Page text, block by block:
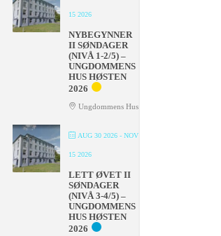
15 2026
NYBEGYNNER
II SØNDAGER
(NIVÅ 1-2/5) –
UNGDOMMENS
HUS HØSTEN
2026
Ungdommens Hus
AUG 30 2026- NOV
15 2026
LETT ØVET II
SØNDAGER
(NIVÅ 3-4/5) –
UNGDOMMENS
HUS HØSTEN
2026